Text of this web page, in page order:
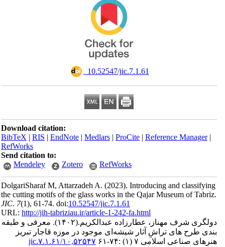
‎ 10.52547/jic.7.1.61
Download citation:
BibTeX|RIS| EndNote| Medlars| ProCite|Reference
RefWorks
Send citation to:
Mendeley
Zotero RefWorks
DolgariSharaf M, Attarzadeh A.(2023).Introducing and
the cutting motifs of the glass works in the Qajar Museum of
JIC.7(1), 61-74. doi:10.52547/jic.7.1.61
URL:http://jih-tabriziau.ir/article-1-242-fa.html
شرف مهناز، عطارزاده عبدالکریم.(۱۴۰۲).
معرفی و طبقه
های تراشِ آثار شیشه‌ای موجود در موزه قاجار تبریز
اسلامی ۷ (۱) :۷۴-۶۱
۱۰,۵۲۵۴۷/jic.۷.۱.۶۱